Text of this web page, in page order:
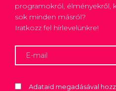
programokról, élményekről,
sok minden másról?
Iratkozz fel hírlevelünkre!
Adataid megadásával